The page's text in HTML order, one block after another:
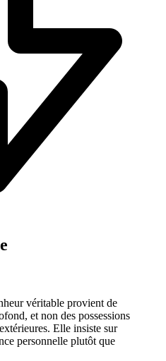
véritable provient de
et non des possessions
Elle insiste sur
personnelle plutôt que